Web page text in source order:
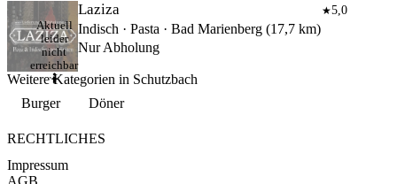
Laziza ★5,0
Indisch · Pasta · Bad Marienberg (17,7 km)
Nur Abholung
Aktuell
leider
nicht
erreichbar
🤷
Weitere Kategorien in Schutzbach
Burger
Döner
RECHTLICHES
Impressum